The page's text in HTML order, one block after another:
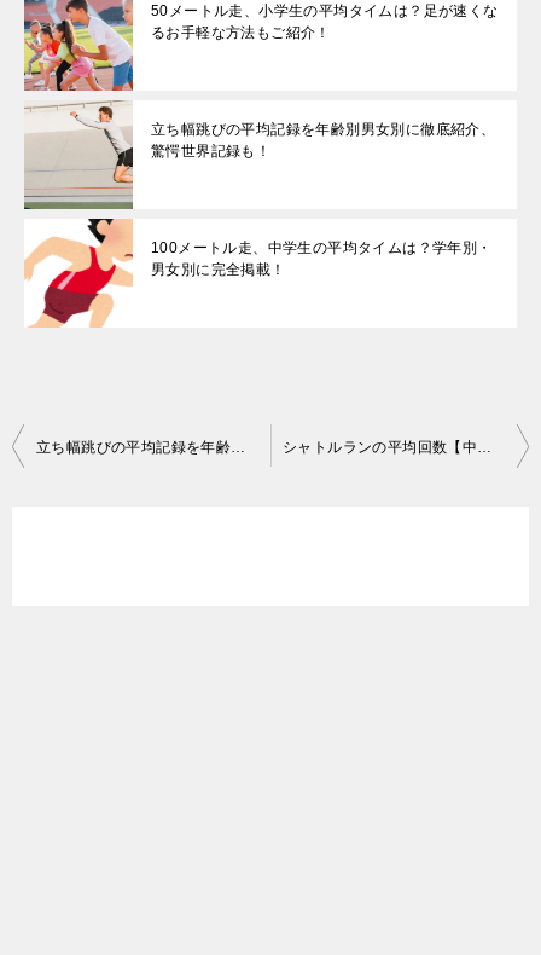
50メートル走、小学生の平均タイムは？足が速くな
るお手軽な方法もご紹介！
立ち幅跳びの平均記録を年齢別男女別に徹底紹介、
驚愕世界記録も！
100メートル走、中学生の平均タイムは？学年別・
男女別に完全掲載！
投